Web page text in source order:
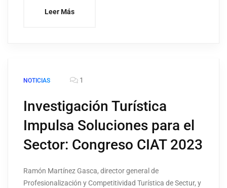
Leer Más
NOTICIAS 1
Investigación Turística
Impulsa Soluciones para el
Sector: Congreso CIAT 2023
Ramón Martínez Gasca, director general de
Profesionalización y Competitividad Turística de Sectur, y